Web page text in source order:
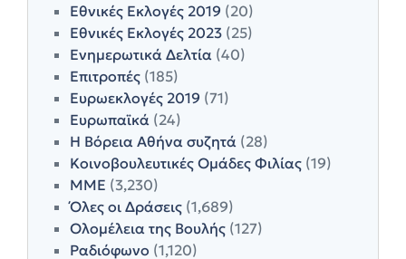
Εθνικές Εκλογές 2019 (20)
Εθνικές Εκλογές 2023 (25)
Ενημερωτικά Δελτία (40)
Επιτροπές (185)
Ευρωεκλογές 2019 (71)
Ευρωπαϊκά (24)
Η Βόρεια Αθήνα συζητά (28)
Κοινοβουλευτικές Ομάδες Φιλίας (19)
ΜΜΕ (3,230)
Όλες οι Δράσεις (1,689)
Ολομέλεια της Βουλής (127)
Ραδιόφωνο (1,120)